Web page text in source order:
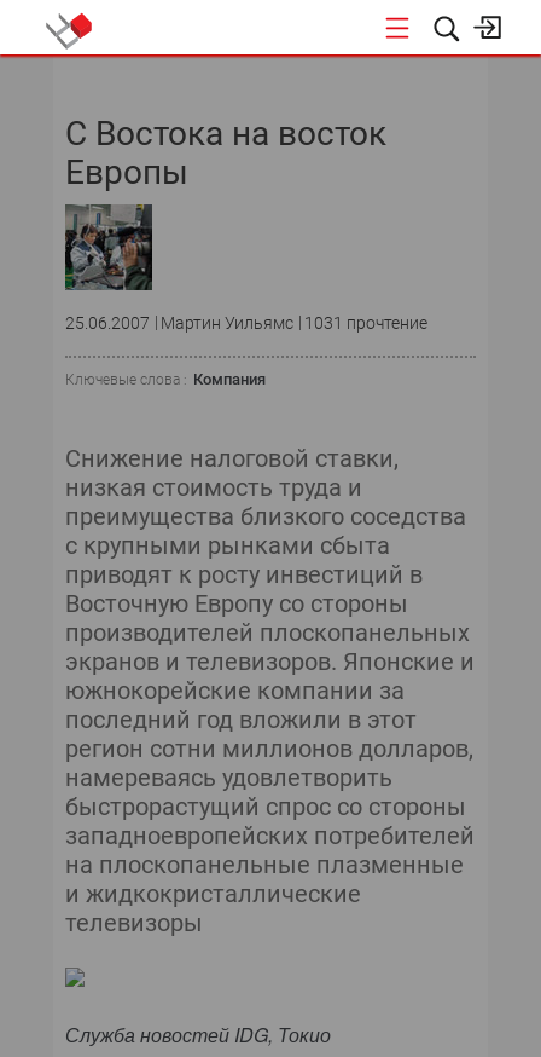
С Востока на восток
Европы
25.06.2007 Мартин Уильямс 1031 прочтение
Ключевые слова : Компания
Снижение налоговой ставки,
низкая стоимость труда и
преимущества близкого соседства
с крупными рынками сбыта
приводят к росту инвестиций в
Восточную Европу со стороны
производителей плоскопанельных
экранов и телевизоров. Японские и
южнокорейские компании за
последний год вложили в этот
регион сотни миллионов долларов,
намереваясь удовлетворить
быстрорастущий спрос со стороны
западноевропейских потребителей
на плоскопанельные плазменные
и жидкокристаллические
телевизоры
Служба новостей IDG, Токио